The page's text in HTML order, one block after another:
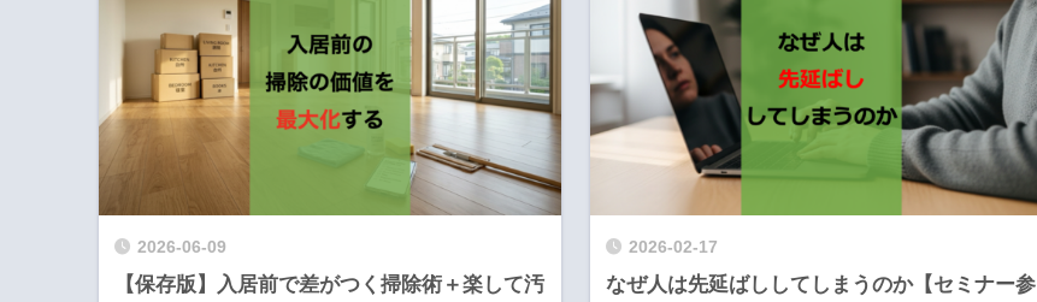
2026-06-09
【保存版】入居前で差がつく掃除術＋楽して汚
2026-02-17
なぜ人は先延ばししてしまうのか【セミナー参